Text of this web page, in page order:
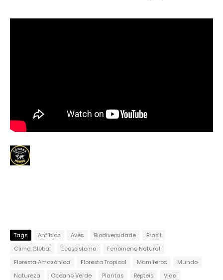
Tags Anfíbios Aves Biodiversidade
Brasil
Clima Global
Ecossistema
Fenômeno Natural
Floresta Amazônica
Floresta Tropical Mamíferos
Mundo
Natureza
Oceano Verde Plantas Répteis Vida